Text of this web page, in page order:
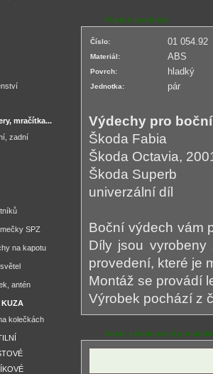
Popis k produktu
Číslo: 01 054.92
Materiál: ABS
Povrch: hladký
Jednotka: pár
Výdechy pro
Škoda Fabia
Škoda Octavia,
Škoda Superb
univerzální díl
Boční výdech vám
Díly jsou
provedení, které je
Montáž se provádí
Výrobek pochází z
Dotaz a hodnocení
mračítka...
zadní
SPZ
na kapotu
antén
kolečkách